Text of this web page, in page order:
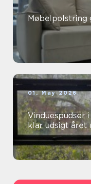
Møbelpolstring
01. May 2026
Vinduespudser
klar udsigt året